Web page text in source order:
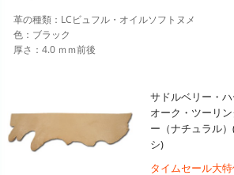
革の種類：LCビュフル・オイルソフトヌメ
色：ブラック
厚さ：4.0 ｍｍ前後
サドルベリー・
オーク・ツーリ
ー（ナチュラル
シ)
タイムセール大特